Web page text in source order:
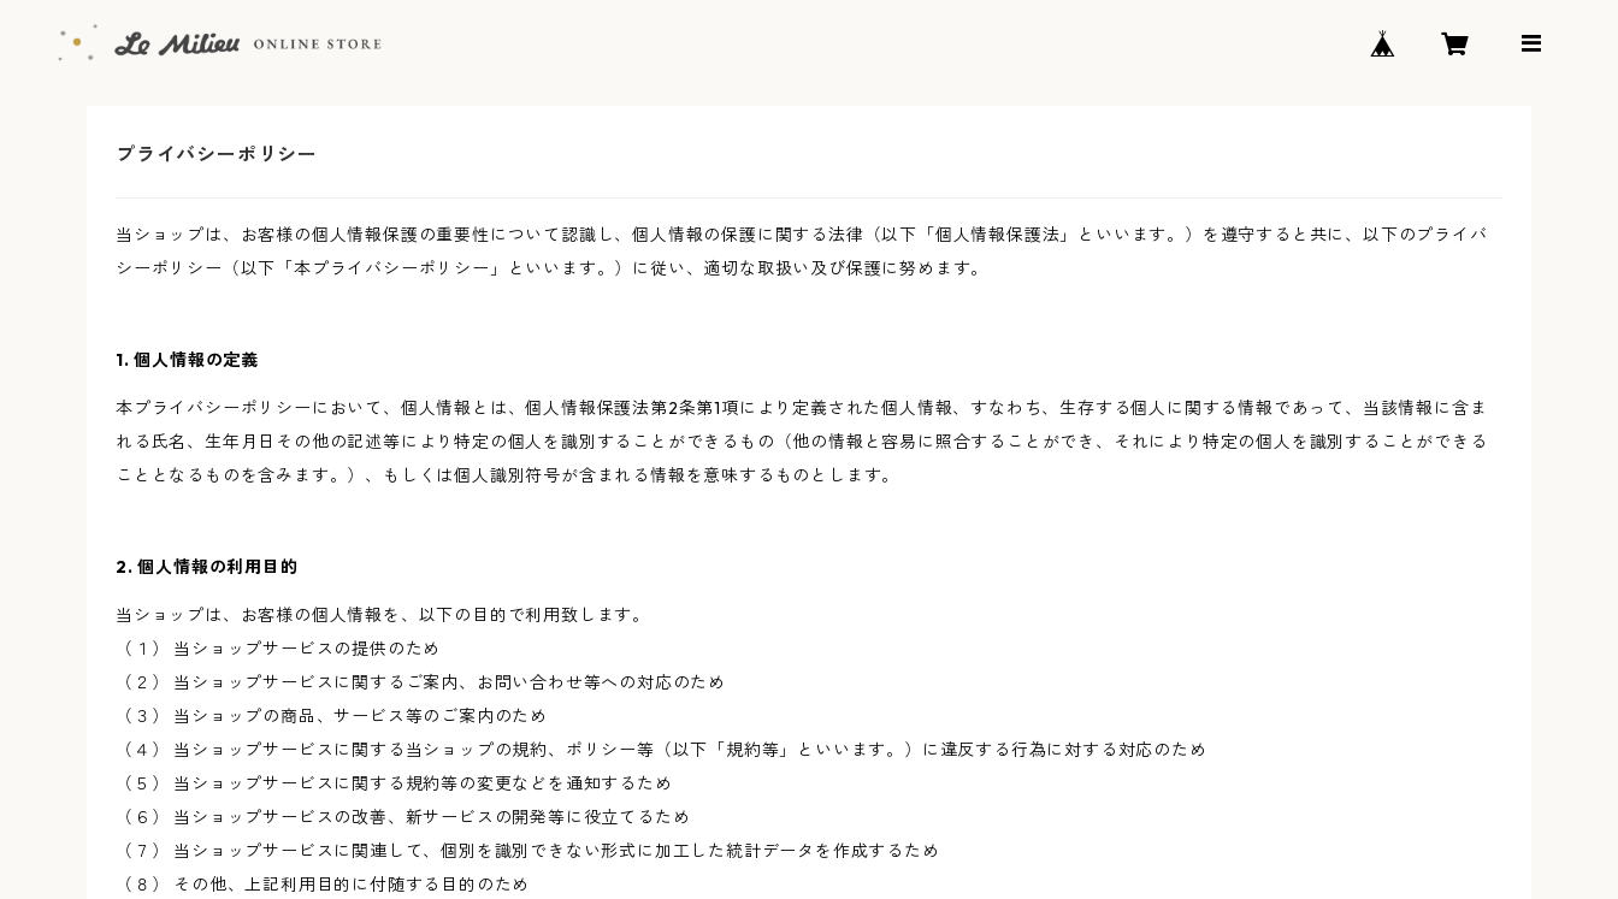
プライバシーポリシー
当ショップは、お客様の個人情報保護の重要性について認識し、個人情報の保護に関する法律（以下「個人情報保護法」といいます。）を遵守すると共に、以下のプライバ
シーポリシー（以下「本プライバシーポリシー」といいます。）に従い、適切な取扱い及び保護に努めます。
1. 個人情報の定義
本プライバシーポリシーにおいて、個人情報とは、個人情報保護法第2条第1項により定義された個人情報、すなわち、生存する個人に関する情報であって、当該情報に含ま
れる氏名、生年月日その他の記述等により特定の個人を識別することができるもの（他の情報と容易に照合することができ、それにより特定の個人を識別することができる
こととなるものを含みます。）、もしくは個人識別符号が含まれる情報を意味するものとします。
2. 個人情報の利用目的
当ショップは、お客様の個人情報を、以下の目的で利用致します。
（１） 当ショップサービスの提供のため
（２） 当ショップサービスに関するご案内、お問い合わせ等への対応のため
（３） 当ショップの商品、サービス等のご案内のため
（４） 当ショップサービスに関する当ショップの規約、ポリシー等（以下「規約等」といいます。）に違反する行為に対する対応のため
（５） 当ショップサービスに関する規約等の変更などを通知するため
（６） 当ショップサービスの改善、新サービスの開発等に役立てるため
（７） 当ショップサービスに関連して、個別を識別できない形式に加工した統計データを作成するため
（８） その他、上記利用目的に付随する目的のため